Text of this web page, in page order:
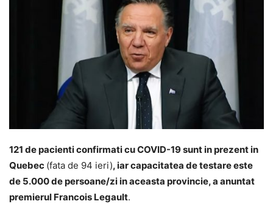
121 de pacienti confirmati cu COVID-19 sunt in prezent in
Quebec (fata de 94 ieri), iar capacitatea de testare este
de 5.000 de persoane/zi in aceasta provincie, a anuntat
premierul Francois Legault.